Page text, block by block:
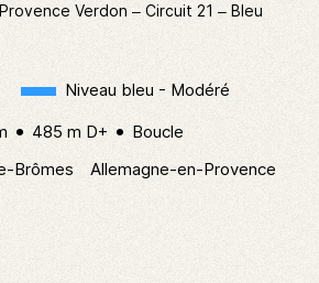
Verdon – Circuit 21 – Bleu
Niveau bleu - Modéré
485 m D+
Boucle
Brômes
Allemagne-en-Provence